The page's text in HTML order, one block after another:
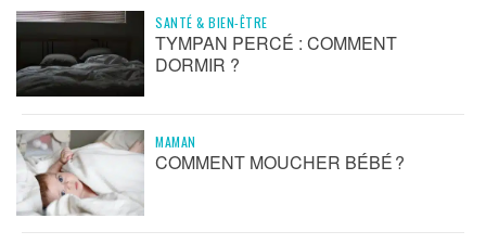
SANTÉ & BIEN-ÊTRE
TYMPAN PERCÉ : COMMENT
DORMIR ?
MAMAN
COMMENT MOUCHER BÉBÉ ?